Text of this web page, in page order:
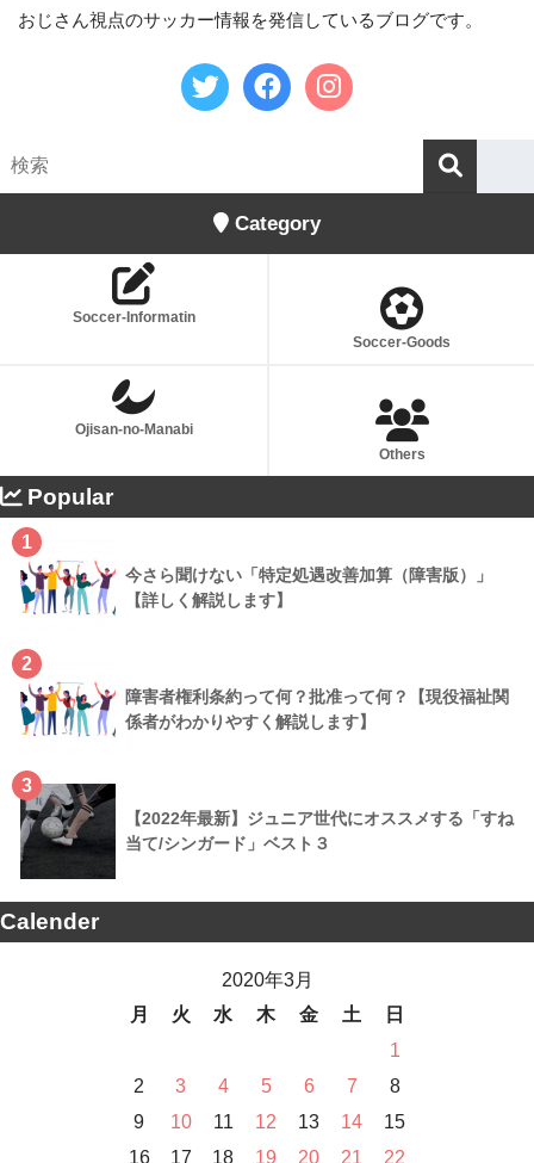
おじさん視点のサッカー情報を発信しているブログです。
Category
Soccer-Informatin
Soccer-Goods
Ojisan-no-Manabi
Others
Popular
1
今さら聞けない「特定処遇改善加算（障害版）」
【詳しく解説します】
2
障害者権利条約って何？批准って何？【現役福祉関
係者がわかりやすく解説します】
3
【2022年最新】ジュニア世代にオススメする「すね
当て/シンガード」ベスト３
Calender
2020年3月
月
火 水 木 金 土
日
1
2
3 4 5 6 7
8
9
10 11 12 13 14
15
16
17 18 19 20 21
22